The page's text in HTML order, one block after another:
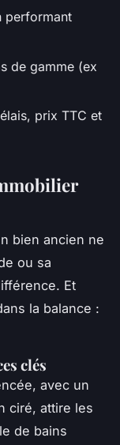
performant
de gamme (ex
prix TTC et
bien ancien ne
ou sa
Et
la balance :
clés
avec un
ciré, attire les
de bains